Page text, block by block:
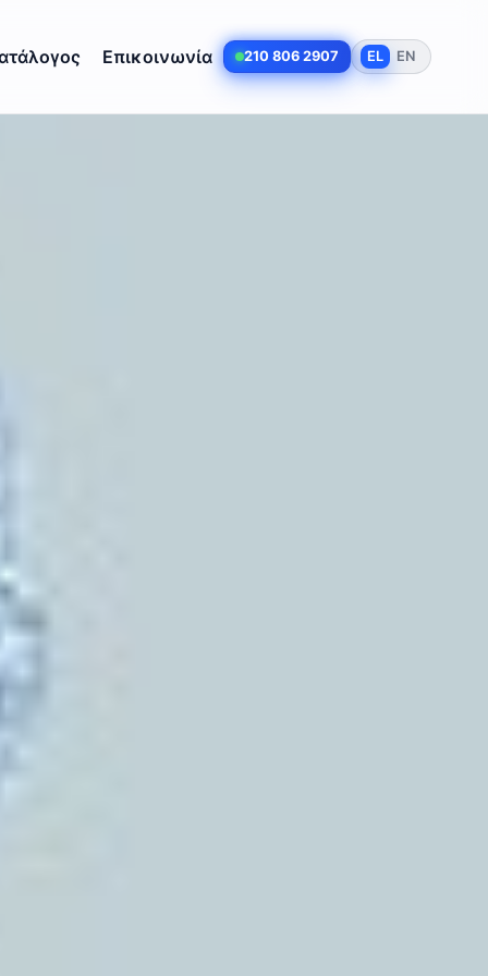
Επικοινωνία 210 806 2907 EL EN